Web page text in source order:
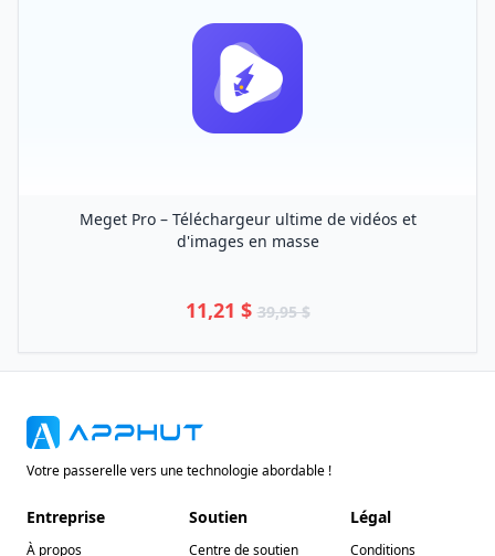
Meget Pro – Téléchargeur ultime de vidéos et
d'images en masse
11,21 $ 39,95 $
Votre passerelle vers une technologie abordable !
Entreprise
À propos
Soutien
Centre de soutien
Légal
Conditions